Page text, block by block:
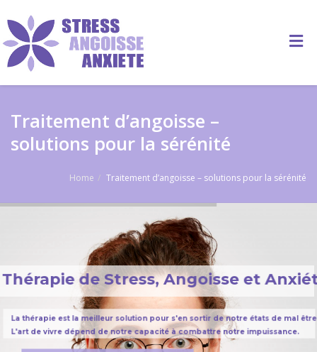
Traitement d’angoisse –
solutions pour la sérénité
Home Traitement d’angoisse – solutions pour la sérénité
Thérapie de Stress, Angoisse et
La thérapie est la meilleur solution pour s'en sortir de notre états de mal être
L'art de vivre dépend de notre capacité à combattre notre impuissance.